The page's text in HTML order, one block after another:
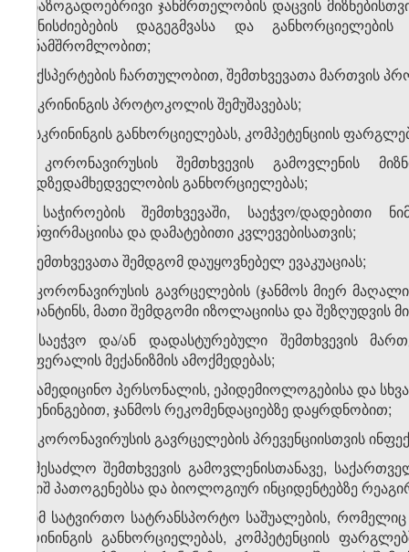
ა) საზოგადოებრივი ჯანმრთელობის დაცვის
ღონისძიებების დაგეგმვასა და
თანამშრომლობით;
ბ) ექსპერტების ჩართულობით, შემთხვევათა მართვის
გ) სკრინინგის პროტოკოლის შემუშავებას;
დ) სკრინინგის განხორციელებას, კომპეტენციის
ე) კორონავირუსის შემთხვევის გამოვლენის
ეპიდზედამხედველობის განხორციელებას;
ვ) საჭიროების შემთხვევაში, საეჭვო/დადებითი
კონფირმაციისა და დამატებითი კვლევებისათვის;
ზ) შემთხვევათა შემდგომ დაუყოვნებელ ევაკუაციას;
თ) კორონავირუსის გავრცელების (ჯანმოს მიერ
კარანტინს, მათი შემდგომი იზოლაციისა და შეზღუდვის
ი) საეჭვო და/ან დადასტურებული შემთხვევის
რეფერალის მექანიზმის ამოქმედებას;
კ) სამედიცინო პერსონალის, ეპიდემიოლოგებისა და
ტრენინგებით, ჯანმოს რეკომენდაციებზე დაყრდნობით;
ლ) კორონავირუსის გავრცელების პრევენციისთვის
მ) შესაძლო შემთხვევის გამოვლენისთანავე,
საშიშ პათოგენებსა და ბიოლოგიურ ინციდენტებზე
ნ) იმ სატვირთო სატრანსპორტო საშუალების,
სკრინინგის განხორციელებას, კომპეტენციის